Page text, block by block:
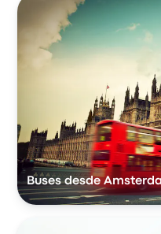
Buses desde